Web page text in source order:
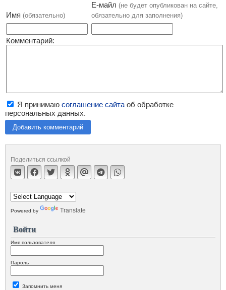
Имя (обязательно)
Е-майл (не будет опубликован на сайте,
обязательно для заполнения)
Комментарий:
Я принимаю соглашение сайта об обработке
персональных данных.
Добавить комментарий
Поделиться ссылкой
Powered by Translate
Войти
Имя пользователя
Пароль
Запомнить меня